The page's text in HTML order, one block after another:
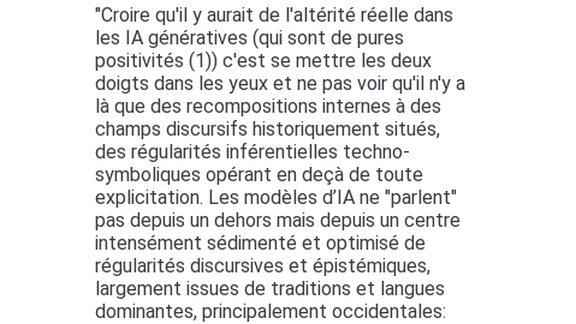
"Croire qu'il y aurait de l'altérité réelle dans
les IA génératives (qui sont de pures
positivités (1)) c'est se mettre les deux
doigts dans les yeux et ne pas voir qu'il n'y a
là que des recompositions internes à des
champs discursifs historiquement situés,
des régularités inférentielles techno-
symboliques opérant en deçà de toute
explicitation. Les modèles d’IA ne "parlent"
pas depuis un dehors mais depuis un centre
intensément sédimenté et optimisé de
régularités discursives et épistémiques,
largement issues de traditions et langues
dominantes, principalement occidentales: